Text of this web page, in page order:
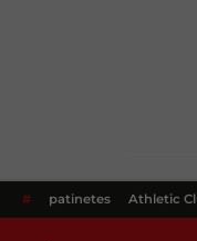
# patinetes Athletic